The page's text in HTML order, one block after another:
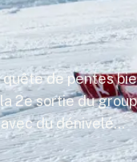
de pentes
2e sortie du
du dénivelé…